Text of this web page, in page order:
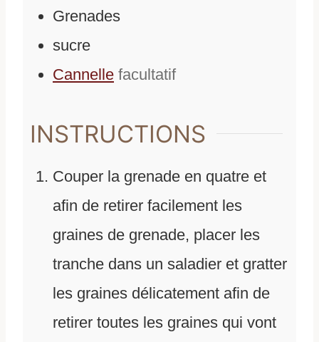
Grenades
sucre
Cannelle facultatif
INSTRUCTIONS
Couper la grenade en quatre et
afin de retirer facilement les
graines de grenade, placer les
tranche dans un saladier et gratter
les graines délicatement afin de
retirer toutes les graines qui vont